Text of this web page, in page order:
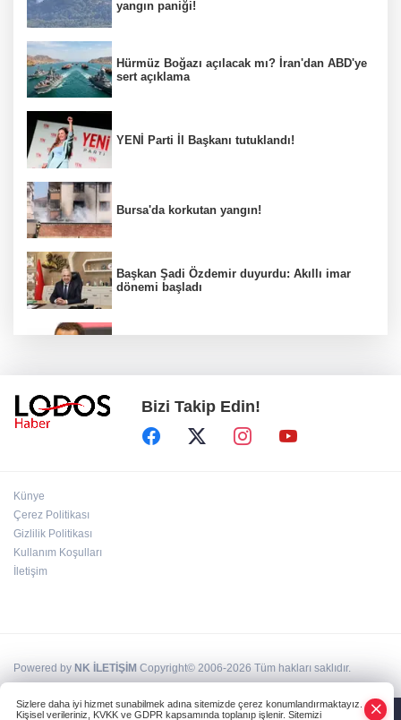
yangın paniği!
Hürmüz Boğazı açılacak mı? İran'dan ABD'ye
sert açıklama
YENİ Parti İl Başkanı tutuklandı!
Bursa'da korkutan yangın!
Başkan Şadi Özdemir duyurdu: Akıllı imar
dönemi başladı
Bakan Gürlek duyurdu: İki çocuk cinayeti
aydınlatıldı!
Bizi Takip Edin!
Künye
Çerez Politikası
Gizlilik Politikası
Kullanım Koşulları
İletişim
Powered by NK İLETİŞİM Copyright© 2006-2026 Tüm hakları saklıdır.
Sizlere daha iyi hizmet sunabilmek adına sitemizde çerez konumlandırmaktayız.
Kişisel verileriniz, KVKK ve GDPR kapsamında toplanıp işlenir. Sitemizi